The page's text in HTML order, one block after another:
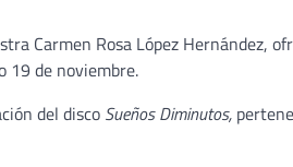
Carmen Rosa López Hernández,
19 de noviembre.
del disco Sueños Diminutos,